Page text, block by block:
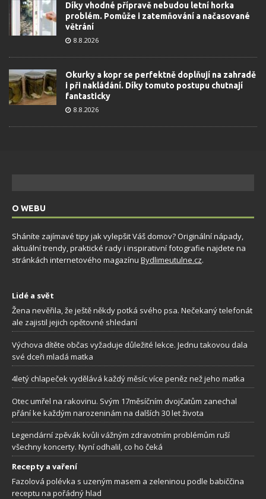
Díky vhodné přípravě nebudou letní horka
problém. Pomůže i zatemňování a načasované
větrání
8.8.2026
Okurky a kopr se perfektně doplňují na zahradě
i při nakládání. Díky tomuto postupu chutnají
fantasticky
8.8.2026
O WEBU
Sháníte zajímavé tipy jak vylepšit Váš domov? Originální nápady,
aktuální trendy, praktické rady i inspirativní fotografie najdete na
stránkách internetového magazínu Bydlimeutulne.cz.
Lidé a svět
Žena nevěřila, že ještě někdy potká svého psa. Nečekaný telefonát
ale zajistil jejich opětovné shledaní
Výchova dítěte občas vyžaduje důležité lekce. Jednu takovou dala
své dceři mladá matka
4letý chlapeček vydělává každý měsíc více peněz než jeho matka
Otec umřel na rakovinu. Svým 17měsíčním dvojčatům zanechal
přání ke každým narozeninám na dalších 30 let života
Legendární zpěvák kvůli vážným zdravotním problémům ruší
všechny koncerty. Nyní odhalil, co ho čeká
Recepty a vaření
Fazolová polévka s uzeným masem a zeleninou podle babiččina
receptu na pořádný hlad